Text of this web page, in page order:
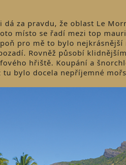
za pravdu, že oblast Le
místo se řadí mezi top
pro mě to bylo
Rovněž působí
hřiště. Koupání a
bylo docela nepříjemné